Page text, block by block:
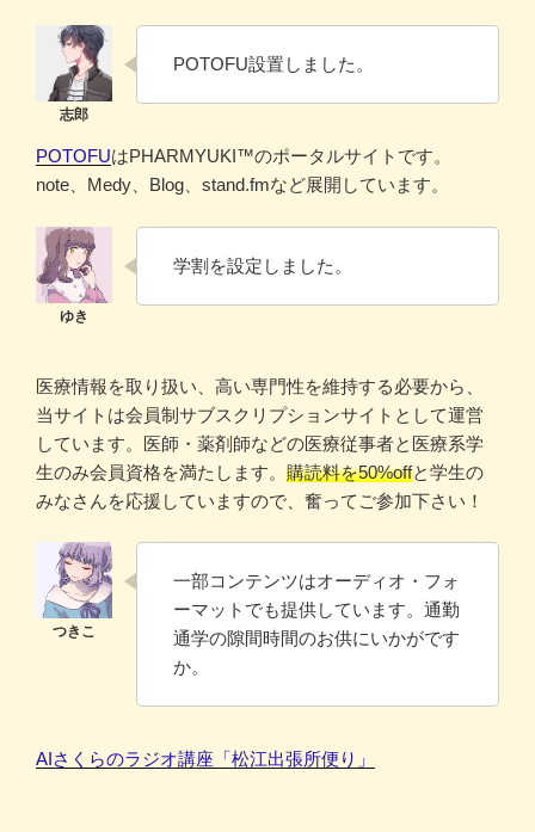
POTOFU設置しました。
POTOFUはPHARMYUKI™のポータルサイトです。
note、Medy、Blog、stand.fmなど展開しています。
学割を設定しました。
医療情報を取り扱い、高い専門性を維持する必要から、
当サイトは会員制サブスクリプションサイトとして運営
しています。医師・薬剤師などの医療従事者と医療系学
生のみ会員資格を満たします。 購読料を50%offと学生の
みなさんを応援していますので、奮ってご参加下さい！
一部コンテンツはオーディオ・フォ
ーマットでも提供しています。通勤
通学の隙間時間のお供にいかがです
か。
AIさくらのラジオ講座「松江出張所便り」